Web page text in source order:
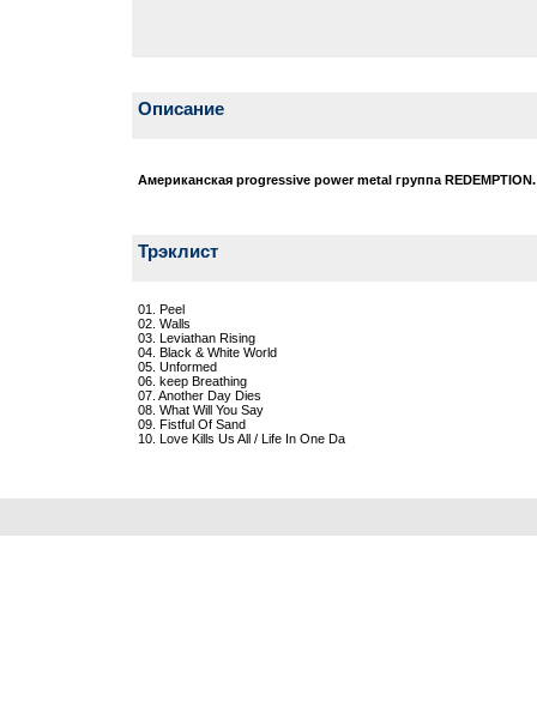
Описание
Американская progressive power metal группа
Трэклист
01. Peel
02. Walls
03. Leviathan Rising
04. Black & White World
05. Unformed
06. keep Breathing
07. Another Day Dies
08. What Will You Say
09. Fistful Of Sand
10. Love Kills Us All / Life In One Da